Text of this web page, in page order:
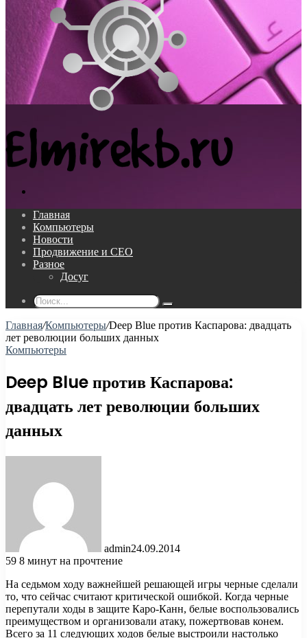
Главная
Компьютеры
Новости
Продвижение и СЕО
Разное
Досуг
Поиск...
Главная/Компьютеры/Deep Blue против Каспарова: двадцать
лет революции больших данных
Компьютеры
Deep Blue против Каспарова:
двадцать лет революции больших
данных
admin24.09.2014
59 8 минут на прочтение
На седьмом ходу важнейшей решающей игры черные сделали
то, что сейчас считают критической ошибкой. Когда черные
перепутали ходы в защите Каро-Канн, белые воспользовались
преимуществом и организовали атаку, пожертвовав конем.
Всего за 11 следующих ходов белые выстроили настолько